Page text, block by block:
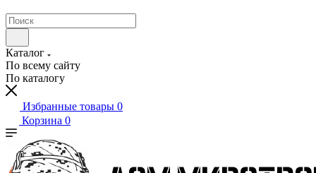
Каталог
По всему сайту
По каталогу
Избранные товары 0
Корзина 0